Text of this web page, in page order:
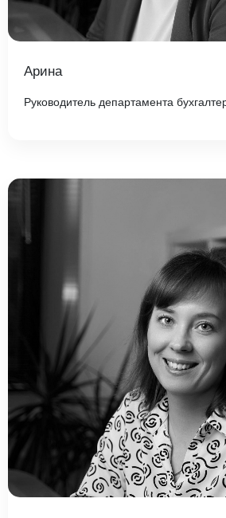
Арина
Руководитель департамента